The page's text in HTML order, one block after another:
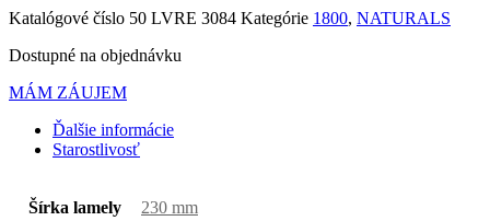
Katalógové číslo 50 LVRE 3084 Kategórie 1800, NATURALS
Dostupné na objednávku
MÁM ZÁUJEM
Ďalšie informácie
Starostlivosť
Šírka lamely 230 mm